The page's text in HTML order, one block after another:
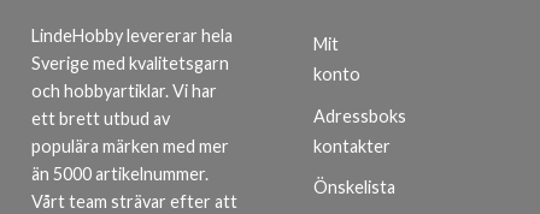
LindeHobby levererar hela
Sverige med kvalitetsgarn
och hobbyartiklar. Vi har
ett brett utbud av
populära märken med mer
än 5000 artikelnummer.
Vårt team strävar efter att
Mit
konto
Adressboks
kontakter
Önskelista